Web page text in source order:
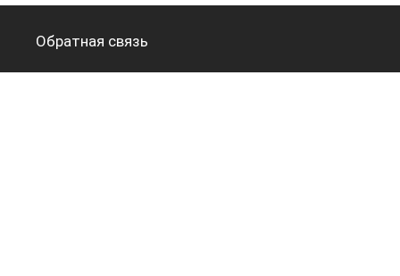
Обратная связь